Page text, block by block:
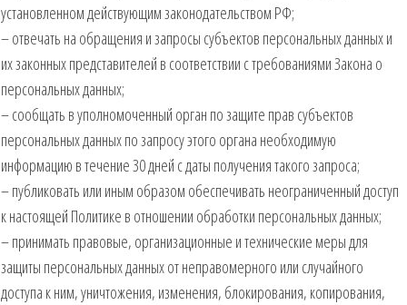
установленном действующим законодательством РФ;
– отвечать на обращения и запросы субъектов персональных данных и
их законных представителей в соответствии с требованиями Закона о
персональных данных;
– сообщать в уполномоченный орган по защите прав субъектов
персональных данных по запросу этого органа необходимую
информацию в течение 30 дней с даты получения такого запроса;
– публиковать или иным образом обеспечивать неограниченный доступ
к настоящей Политике в отношении обработки персональных данных;
– принимать правовые, организационные и технические меры для
защиты персональных данных от неправомерного или случайного
доступа к ним, уничтожения, изменения, блокирования, копирования,